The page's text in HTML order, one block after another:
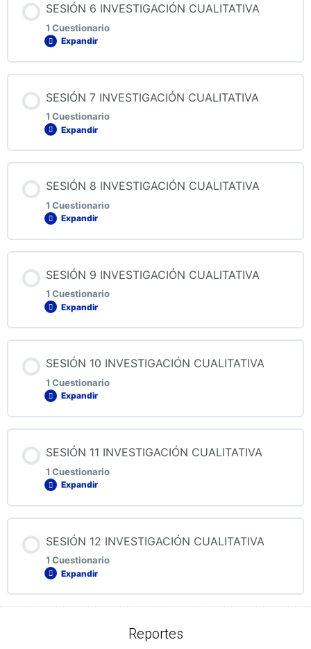
QUIZ 5 INVESTIGACIÓN CUALITATIVA
SESIÓN 6 INVESTIGACIÓN CUALITATIVA
1 Cuestionario
Expandir
QUIZ 6 INVESTIGACIÓN CUALITATIVA
SESIÓN 7 INVESTIGACIÓN CUALITATIVA
1 Cuestionario
Expandir
QUIZ 7 INVESTIGACIÓN CUALITATIVA
SESIÓN 8 INVESTIGACIÓN CUALITATIVA
1 Cuestionario
Expandir
QUIZ 8 INVESTIGACIÓN CUALITATIVA
SESIÓN 9 INVESTIGACIÓN CUALITATIVA
1 Cuestionario
Expandir
QUIZ 9 INVESTIGACIÓN CUALITATIVA
SESIÓN 10 INVESTIGACIÓN CUALITATIVA
1 Cuestionario
Expandir
QUIZ 10 INVESTIGACIÓN CUALITATIVA
SESIÓN 11 INVESTIGACIÓN CUALITATIVA
1 Cuestionario
Expandir
QUIZ 11 INVESTIGACIÓN CUALITATIVA
SESIÓN 12 INVESTIGACIÓN CUALITATIVA
1 Cuestionario
Expandir
Reportes